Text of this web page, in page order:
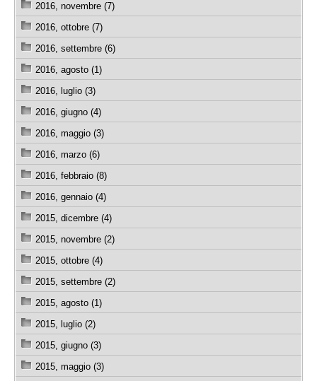
2016, novembre (7)
2016, ottobre (7)
2016, settembre (6)
2016, agosto (1)
2016, luglio (3)
2016, giugno (4)
2016, maggio (3)
2016, marzo (6)
2016, febbraio (8)
2016, gennaio (4)
2015, dicembre (4)
2015, novembre (2)
2015, ottobre (4)
2015, settembre (2)
2015, agosto (1)
2015, luglio (2)
2015, giugno (3)
2015, maggio (3)